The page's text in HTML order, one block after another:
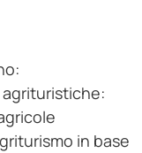
in base